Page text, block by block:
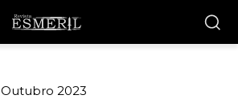
Outubro 2023